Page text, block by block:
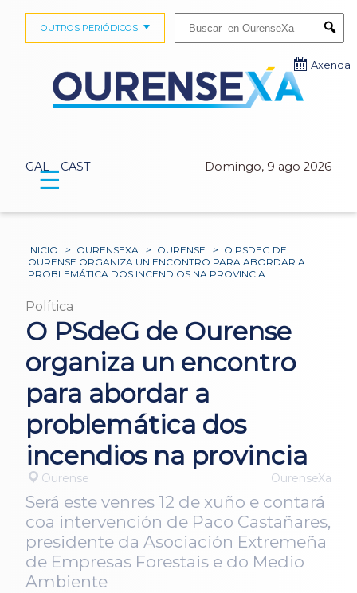
GAL CAST Domingo, 9 ago 2026
OUTROS PERIÓDICOS
Axenda
☰
INICIO > OURENSEXA > OURENSE > O PSDEG DE
OURENSE ORGANIZA UN ENCONTRO PARA ABORDAR A
PROBLEMÁTICA DOS INCENDIOS NA PROVINCIA
Política
O PSdeG de Ourense
organiza un encontro
para abordar a
problemática dos
incendios na provincia
Ourense OurenseXa
Será este venres 12 de xuño e contará
coa intervención de Paco Castañares,
presidente da Asociación Extremeña
de Empresas Forestais e do Medio
Ambiente